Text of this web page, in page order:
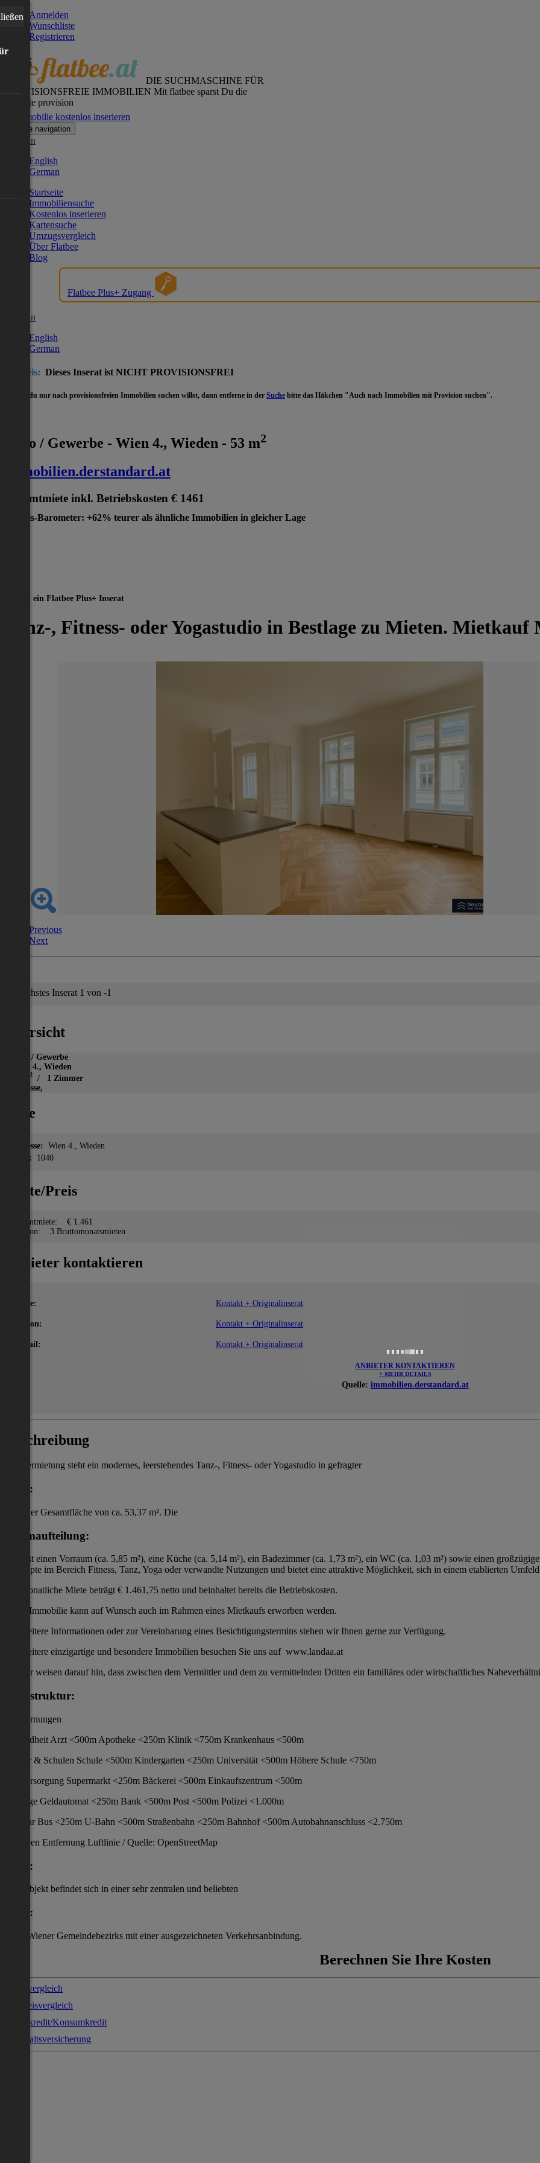
Anmelden
Wunschliste
Registrieren
DIE SUCHMASCHINE FÜR
PROVISIONSFREIE IMMOBILIEN Mit flatbee sparst Du die
gesamte provision
Immobilie kostenlos inserieren
Toggle navigation
German
English
German
Startseite
Immobiliensuche
Kostenlos inserieren
Kartensuche
Umzugsvergleich
Über Flatbee
Blog
Flatbee Plus+ Zugang
German
English
German
Hinweis: Dieses Inserat ist NICHT PROVISIONSFREI
- Wenn du nur nach provisionsfreien Immobilien suchen willst, dann entferne in der Suche bitte das Häkchen "Auch nach Immobilien mit Provision suchen".
Büro / Gewerbe - Wien 4., Wieden - 53 m2
immobilien.derstandard.at
Gesamtmiete inkl. Betriebskosten € 1461
Preis-Barometer: +62% teurer als ähnliche Immobilien in gleicher Lage
Dies ist ein Flatbee Plus+ Inserat
Tanz-, Fitness- oder Yogastudio in Bestlage zu Mieten. Mietkauf
Previous
Next
Nächstes Inserat 1 von -1
Übersicht
Büro / Gewerbe
Wien 4., Wieden
2 / 1 Zimmer
Terrasse,
Lage
Adresse: Wien 4., Wieden
PLZ:
1040
Miete/Preis
Gesamtmiete:
€ 1.461
Kaution:
3 Bruttomonatsmieten
Anbieter kontaktieren
Name: Kontakt + Originalinserat
Telefon: Kontakt + Originalinserat
E-Mail: Kontakt + Originalinserat
ANBIETER KONTAKTIEREN
+ MEHR DETAILS
Quelle: immobilien.derstandard.at
Beschreibung
Zur Vermietung steht ein modernes, leerstehendes Tanz-, Fitness- oder Yogastudio in gefragter
Lage:
mit einer Gesamtfläche von ca. 53,37 m². Die
Raumaufteilung:
umfasst einen Vorraum (ca. 5,85 m²), eine Küche (ca. 5,14 m²), ein Badezimmer (ca. 1,73 m²), ein WC (ca. 1,03 m²) sowie einen
Konzepte im Bereich Fitness, Tanz, Yoga oder verwandte Nutzungen und bietet eine attraktive Möglichkeit, sich in einem etablierten
Die monatliche Miete beträgt € 1.461,75 netto und beinhaltet bereits die Betriebskosten.
Diese Immobilie kann auf Wunsch auch im Rahmen eines Mietkaufs erworben werden.
Für weitere Informationen oder zur Vereinbarung eines Besichtigungstermins stehen wir Ihnen gerne zur Verfügung.
Für weitere einzigartige und besondere Immobilien besuchen Sie uns auf www.landaa.at
Wir weisen darauf hin, dass zwischen dem Vermittler und dem zu vermittelnden Dritten ein familiäres oder wirtschaftliches
Infrastruktur:
/ Entfernungen
Gesundheit Arzt <500m Apotheke <250m Klinik <750m Krankenhaus <500m
Kinder & Schulen Schule <500m Kindergarten <250m Universität <500m Höhere Schule <750m
Nahversorgung Supermarkt <250m Bäckerei <500m Einkaufszentrum <500m
Sonstige Geldautomat <250m Bank <500m Post <500m Polizei <1.000m
Verkehr Bus <250m U-Bahn <500m Straßenbahn <250m Bahnhof <500m Autobahnanschluss <2.750m
Angaben Entfernung Luftlinie / Quelle: OpenStreetMap
Lage:
Das Objekt befindet sich in einer sehr zentralen und beliebten
Lage:
des 4 Wiener Gemeindebezirks mit einer ausgezeichneten Verkehrsanbindung.
Berechnen Sie Ihre Kosten
Stromvergleich
Gaspreisvergleich
Sofortkredit/Konsumkredit
Haushaltsversicherung